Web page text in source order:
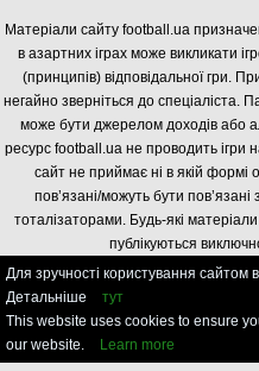
Матеріали сайту football.ua
в азартних іграх може викликати
(принципів) відповідальної гри.
негайно зверніться до спеціаліста.
може бути джерелом доходів або
ресурс football.ua не проводить ігри
сайт не приймає ні в якій формі
пов’язані/можуть бути
тоталізаторами. Будь-які
публікуються
Для зручності користування сайтом
Детальніше
тут
This website uses cookies to ensure
our website.
Learn more